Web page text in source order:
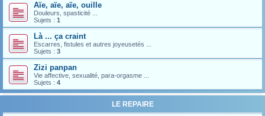
Aïe, aïe, aïe, ouille
Douleurs, spasticité ...
Sujets : 1
Là ... ça craint
Escarres, fistules et autres joyeusetés ...
Sujets : 3
Zizi panpan
Vie affective, sexualité, para-orgasme ...
Sujets : 4
LE REPAIRE